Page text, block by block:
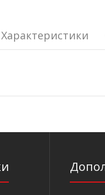
Характеристики